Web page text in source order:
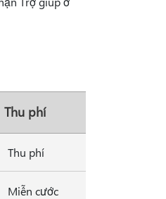
Thu phí
Thu phí
Miễn cước